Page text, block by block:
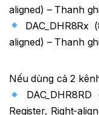
aligned) – Thanh
DAC_DHR8Rx
aligned) – Thanh
Nếu dùng cả 2
Register, Right-